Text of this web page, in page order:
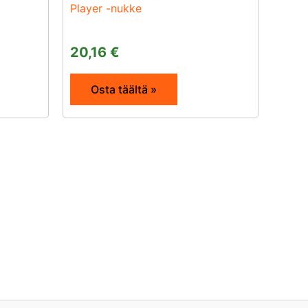
Player -nukke
20,16 €
Osta täältä »